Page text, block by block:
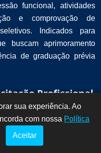
funcional, atividades
e comprovação de
Indicados para
buscam aprimoramento
de graduação prévia
Profissional
sua experiência. Ao
com nossa Política
Aceitar